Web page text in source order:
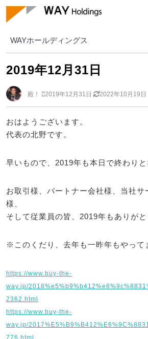
WAYホールディングス
WAYホールディングス
2019年12月31日
殿！ 2019年12月31日 2022年10月19日
おはようございます。
代表の北野です。
早いもので、2019年も本日で終わりと
お取引様、パートナー会社様、当社サ
様、
そして従業員の皆、2019年もありがと
※このくだり、去年も一昨年もやって
https://www.buy-the-
way.jp/
2362.html
https://www.buy-the-
way.jp/
776.html